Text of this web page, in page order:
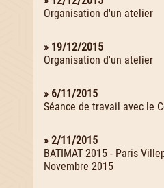
Organisation d'un atelier
» 19/12/2015
Organisation d'un atelier
» 6/11/2015
Séance de travail avec le
» 2/11/2015
BATIMAT 2015 - Paris
Novembre 2015